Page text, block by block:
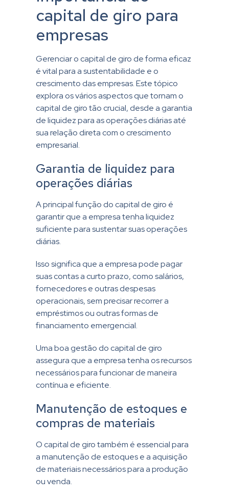
capital de giro para
empresas
Gerenciar o capital de giro de forma eficaz
é vital para a sustentabilidade e o
crescimento das empresas. Este tópico
explora os vários aspectos que tornam o
capital de giro tão crucial, desde a garantia
de liquidez para as operações diárias até
sua relação direta com o crescimento
empresarial.
Garantia de liquidez para
operações diárias
A principal função do capital de giro é
garantir que a empresa tenha liquidez
suficiente para sustentar suas operações
diárias.
Isso significa que a empresa pode pagar
suas contas a curto prazo, como salários,
fornecedores e outras despesas
operacionais, sem precisar recorrer a
empréstimos ou outras formas de
financiamento emergencial.
Uma boa gestão do capital de giro
assegura que a empresa tenha os recursos
necessários para funcionar de maneira
contínua e eficiente.
Manutenção de estoques e
compras de materiais
O capital de giro também é essencial para
a manutenção de estoques e a aquisição
de materiais necessários para a produção
ou venda.